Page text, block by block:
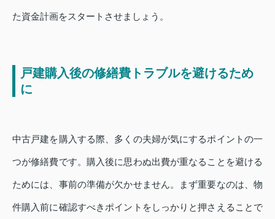
た資金計画をスタートさせましょう。
戸建購入後の修繕費トラブルを避けるため
に
中古戸建を購入する際、多くの夫婦が気にするポイントの一
つが修繕費です。購入後に思わぬ出費が重なることを避ける
ためには、事前の準備が欠かせません。まず重要なのは、物
件購入前に確認すべきポイントをしっかりと押さえることで